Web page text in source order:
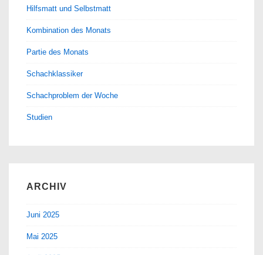
Hilfsmatt und Selbstmatt
Kombination des Monats
Partie des Monats
Schachklassiker
Schachproblem der Woche
Studien
ARCHIV
Juni 2025
Mai 2025